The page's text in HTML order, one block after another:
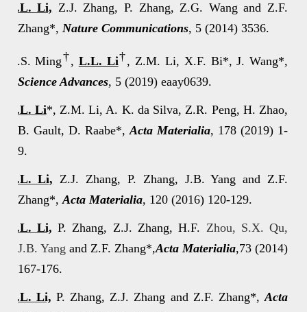
L.L. Li, Z.J. Zhang, P. Zhang, Z.G. Wang and Z.F.
Zhang*, Nature Communications, 5 (2014) 3536.
K.S. Ming†, L.L. Li†, Z.M. Li, X.F. Bi*, J. Wang*,
Science Advances, 5 (2019) eaay0639.
L.L. Li*, Z.M. Li, A. K. da Silva, Z.R. Peng, H. Zhao,
B. Gault, D. Raabe*,Acta Materialia, 178 (2019) 1-
9.
L.L. Li, Z.J. Zhang, P. Zhang, J.B. Yang and Z.F.
Zhang*,Acta Materialia, 120 (2016) 120-129.
L.L. Li, P. Zhang, Z.J. Zhang, H.F. Zhou, S.X. Qu,
J.B. Yang and Z.F. Zhang*,Acta Materialia,73 (2014)
167-176.
L.L. Li, P. Zhang, Z.J. Zhang and Z.F. Zhang*,Acta